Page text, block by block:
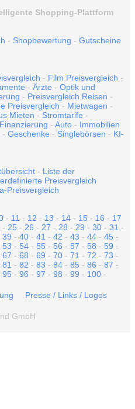
Shopping-Plattform
- Shopbewertung - Gutscheine
- Film Preisvergleich -
- Ärzte - Optik und
- Preisvergleich Reisen -
Preisvergleich - Mietwagen -
Mieten - Stromtarife -
Finanzierung - Auto - Immobilien
- Geschenke - Singlebörsen - KI-
- Liste der
Preisvergleich
Preisvergleich
- 11 - 12 - 13 - 14 - 15 - 16 - 17
- 25 - 26 - 27 - 28 - 29 - 30 - 31 -
39 - 40 - 41 - 42 - 43 - 44 - 45 -
53 - 54 - 55 - 56 - 57 - 58 - 59 -
67 - 68 - 69 - 70 - 71 - 72 - 73 -
81 - 82 - 83 - 84 - 85 - 86 - 87 -
95 - 96 - 97 - 98 - 99 - 100 -
Presse / Links / Logos
GmbH